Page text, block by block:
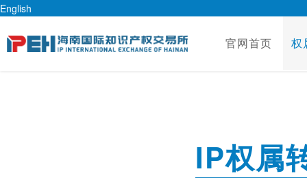
English
官网首页 权
IP权属